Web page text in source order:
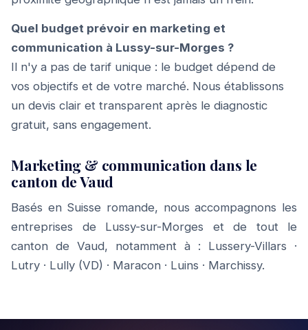
Quel budget prévoir en marketing et
communication à Lussy-sur-Morges ?
Il n'y a pas de tarif unique : le budget dépend de
vos objectifs et de votre marché. Nous établissons
un devis clair et transparent après le diagnostic
gratuit, sans engagement.
Marketing & communication dans le
canton de Vaud
Basés en Suisse romande, nous accompagnons les
entreprises de Lussy-sur-Morges et de tout le
canton de Vaud, notamment à : Lussery-Villars ·
Lutry · Lully (VD) · Maracon · Luins · Marchissy.